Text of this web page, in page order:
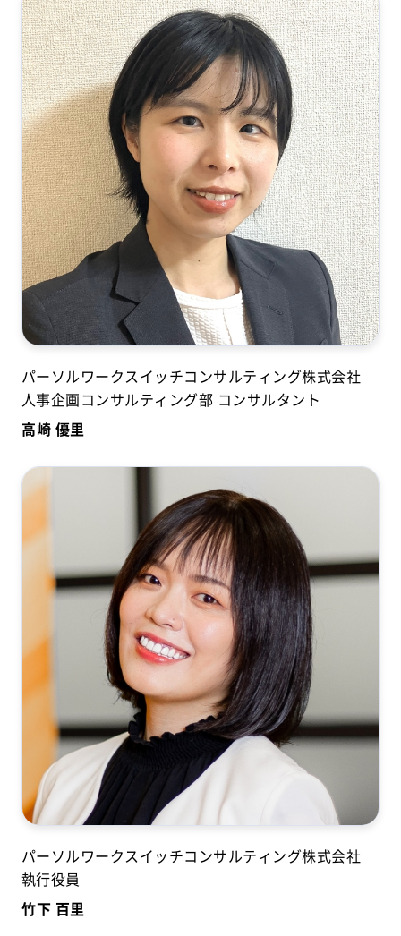
パーソルワークスイッチコンサルティング株式会社
人事企画コンサルティング部 コンサルタント
高崎 優里
パーソルワークスイッチコンサルティング株式会社
執行役員
竹下 百里